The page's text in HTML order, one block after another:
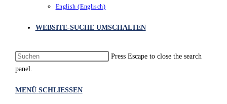
English (Englisch)
WEBSITE-SUCHE UMSCHALTEN
Press Escape to close the search
panel.
MENÜ SCHLIESSEN